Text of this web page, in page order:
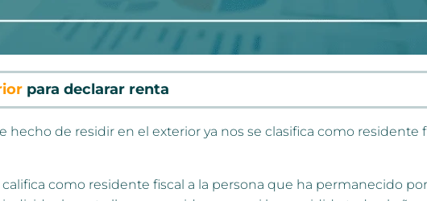
para declarar renta
de residir en el exterior ya nos se clasifica como residente
como residente fiscal a la persona que ha permanecido por